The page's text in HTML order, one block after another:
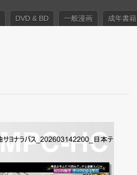
DVD & BD 一般漫画 成年書籍